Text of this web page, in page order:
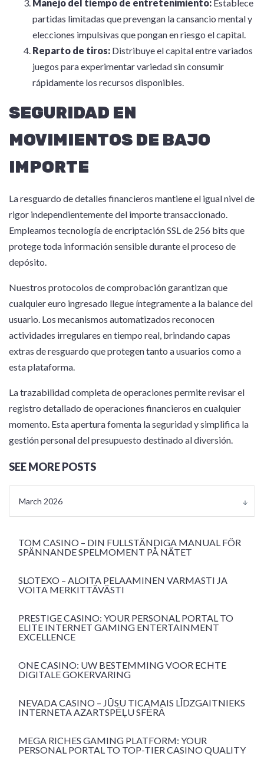
Manejo del tiempo de entretenimiento: Establece
partidas limitadas que prevengan la cansancio mental y
elecciones impulsivas que pongan en riesgo el capital.
Reparto de tiros: Distribuye el capital entre variados
juegos para experimentar variedad sin consumir
rápidamente los recursos disponibles.
SEGURIDAD EN
MOVIMIENTOS DE BAJO
IMPORTE
La resguardo de detalles financieros mantiene el igual nivel de
rigor independientemente del importe transaccionado.
Empleamos tecnología de encriptación SSL de 256 bits que
protege toda información sensible durante el proceso de
depósito.
Nuestros protocolos de comprobación garantizan que
cualquier euro ingresado llegue íntegramente a la balance del
usuario. Los mecanismos automatizados reconocen
actividades irregulares en tiempo real, brindando capas
extras de resguardo que protegen tanto a usuarios como a
esta plataforma.
La trazabilidad completa de operaciones permite revisar el
registro detallado de operaciones financieros en cualquier
momento. Esta apertura fomenta la seguridad y simplifica la
gestión personal del presupuesto destinado al diversión.
SEE MORE POSTS
March 2026
TOM CASINO – DIN FULLSTÄNDIGA MANUAL FÖR
SPÄNNANDE SPELMOMENT PÅ NÄTET
SLOTEXO – ALOITA PELAAMINEN VARMASTI JA
VOITA MERKITTÄVÄSTI
PRESTIGE CASINO: YOUR PERSONAL PORTAL TO
ELITE INTERNET GAMING ENTERTAINMENT
EXCELLENCE
ONE CASINO: UW BESTEMMING VOOR ECHTE
DIGITALE GOKERVARING
NEVADA CASINO – JŪSU TICAMAIS LĪDZGAITNIEKS
INTERNETA AZARTSPĒĻU SFĒRĀ
MEGA RICHES GAMING PLATFORM: YOUR
PERSONAL PORTAL TO TOP-TIER CASINO QUALITY